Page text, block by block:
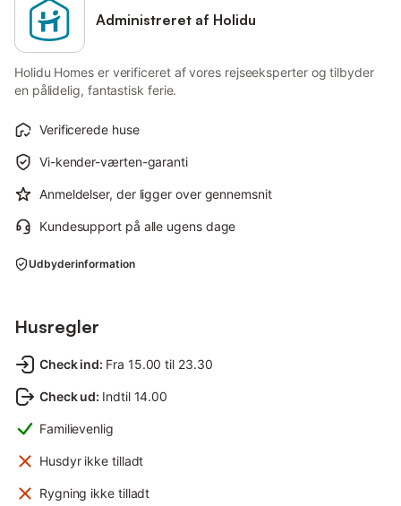
Administreret af Holidu
Holidu Homes er verificeret af vores rejseeksperter og tilbyder
en pålidelig, fantastisk ferie.
Verificerede huse
Vi-kender-værten-garanti
Anmeldelser, der ligger over gennemsnit
Kundesupport på alle ugens dage
Udbyderinformation
Husregler
Check ind: Fra 15.00 til 23.30
Check ud: Indtil 14.00
Familievenlig
Husdyr ikke tilladt
Rygning ikke tilladt